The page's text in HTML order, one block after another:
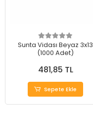
Sunta Vidası Beyaz 3x13
(1000 Adet)
481,85 TL
Sepete Ekle